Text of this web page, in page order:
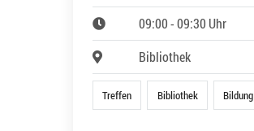
09:00 - 09:30 Uhr
Bibliothek
Treffen Bibliothek Bildung